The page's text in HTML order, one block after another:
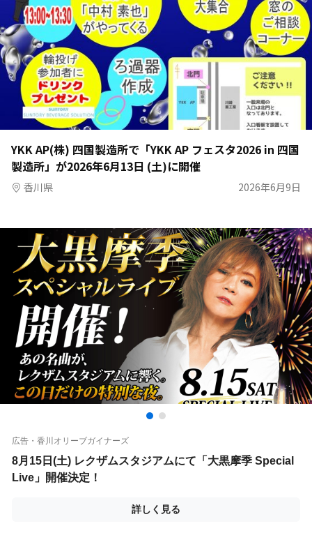
YKK AP(株) 四国製造所で「YKK AP フェスタ2026 in 四国
製造所」が2026年6月13日 (土)に開催
香川県 2026年6月9日